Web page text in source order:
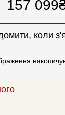
157
коли